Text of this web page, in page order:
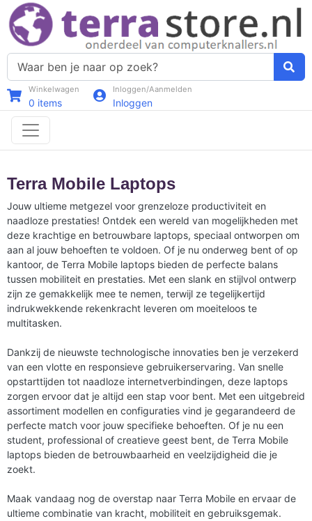
Winkelwagen
0 items
Inloggen/Aanmelden
Inloggen
Terra Mobile Laptops
Jouw ultieme metgezel voor grenzeloze productiviteit en
naadloze prestaties! Ontdek een wereld van mogelijkheden met
deze krachtige en betrouwbare laptops, speciaal ontworpen om
aan al jouw behoeften te voldoen. Of je nu onderweg bent of op
kantoor, de Terra Mobile laptops bieden de perfecte balans
tussen mobiliteit en prestaties. Met een slank en stijlvol ontwerp
zijn ze gemakkelijk mee te nemen, terwijl ze tegelijkertijd
indrukwekkende rekenkracht leveren om moeiteloos te
multitasken.
Dankzij de nieuwste technologische innovaties ben je verzekerd
van een vlotte en responsieve gebruikerservaring. Van snelle
opstarttijden tot naadloze internetverbindingen, deze laptops
zorgen ervoor dat je altijd een stap voor bent. Met een uitgebreid
assortiment modellen en configuraties vind je gegarandeerd de
perfecte match voor jouw specifieke behoeften. Of je nu een
student, professional of creatieve geest bent, de Terra Mobile
laptops bieden de betrouwbaarheid en veelzijdigheid die je
zoekt.
Maak vandaag nog de overstap naar Terra Mobile en ervaar de
ultieme combinatie van kracht, mobiliteit en gebruiksgemak.